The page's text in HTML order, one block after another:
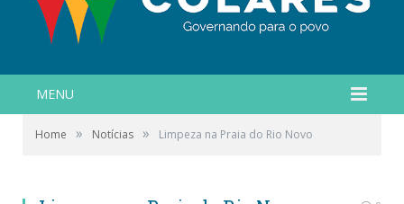
MENU
Home » Notícias » Limpeza na Praia do Rio Novo